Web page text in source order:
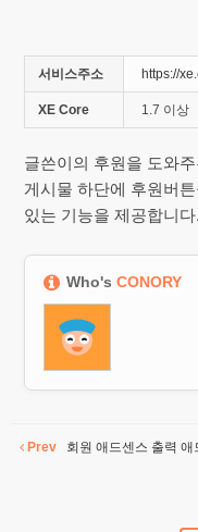
서비스주소 https://
XE Core 1.7 이상
글쓴이의 후원을 도와
게시물 하단에 후원버
있는 기능을 제공합니다.
Who's CONORY
Prev 회원 애드센스 출력 애